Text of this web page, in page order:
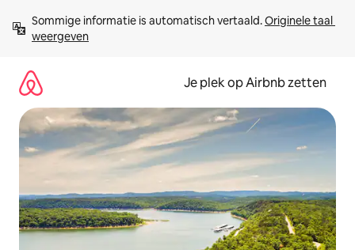
direct
naar
Sommige informatie is automatisch vertaald. Originele taal
weergeven
Je plek op Airbnb zetten